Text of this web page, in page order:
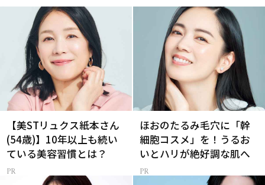
【美STリュクス紙本さん
(54歳)】10年以上も続い
ている美容習慣とは？
ほおのたるみ毛穴に「幹
細胞コスメ」を！うるお
いとハリが絶好調な肌へ